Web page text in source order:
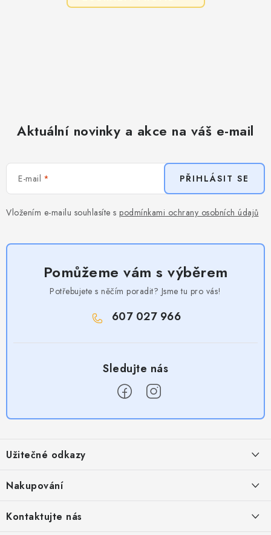
Aktuální novinky a akce na váš e-mail
E-mail
Vložením e-mailu souhlasíte s podmínkami ochrany osobních údajů
PŘIHLÁSIT SE
Pomůžeme vám s výběrem
Potřebujete s něčím poradit? Jsme tu pro vás!
607 027 966
p
a
Užitečné odkazy
Provizní systém
Nakupování
Kontaktujte nás